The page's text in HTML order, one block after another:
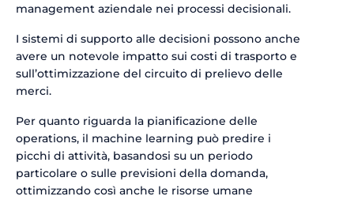
management aziendale nei processi decisionali.
I sistemi di supporto alle decisioni possono anche
avere un notevole impatto sui costi di trasporto e
sull’ottimizzazione del circuito di prelievo delle
merci.
Per quanto riguarda la pianificazione delle
operations, il machine learning può predire i
picchi di attività, basandosi su un periodo
particolare o sulle previsioni della domanda,
ottimizzando così anche le risorse umane